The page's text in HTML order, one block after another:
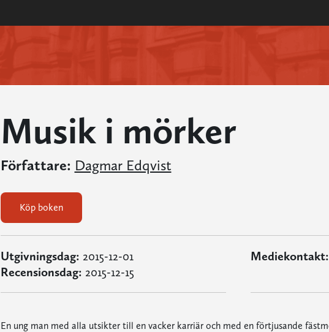
Musik i mörker
Författare: Dagmar Edqvist
Köp boken
Utgivningsdag: 2015-12-01
Recensionsdag: 2015-12-15
Mediekontakt:
En ung man med alla utsikter till en vacker karriär och med en förtjusande